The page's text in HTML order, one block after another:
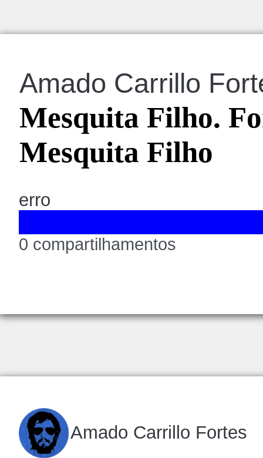
Amado Carrillo
Mesquita Filho.
Mesquita Filho
erro
0 compartilhamentos
Amado Carrillo Fortes